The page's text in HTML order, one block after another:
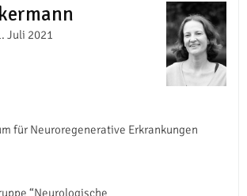
Juli 2021
für Neuroregenerative Erkrankungen
“Neurologische